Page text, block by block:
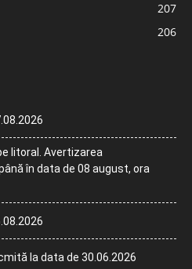
207
206
litoral. Avertizarea
în data de 08 august, ora
la data de 30.06.2026